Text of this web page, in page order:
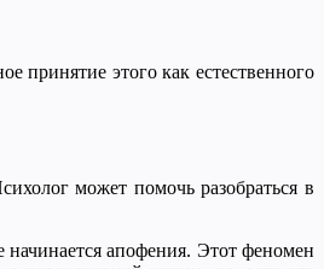
принятие этого как естественного
может помочь разобраться в
начинается апофения. Этот феномен